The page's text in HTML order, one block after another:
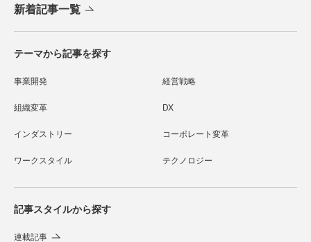
新着記事一覧
テーマから記事を探す
事業開発 経営戦略
組織変革 DX
インダストリー コーポレート変革
ワークスタイル テクノロジー
記事スタイルから探す
連載記事